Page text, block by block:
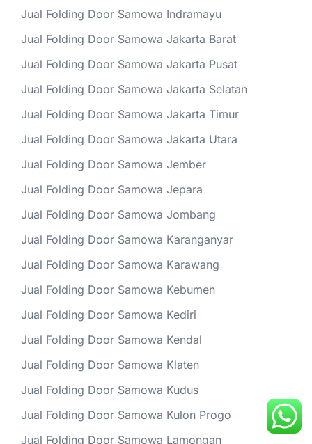
Jual Folding Door Samowa Indramayu
Jual Folding Door Samowa Jakarta Barat
Jual Folding Door Samowa Jakarta Pusat
Jual Folding Door Samowa Jakarta Selatan
Jual Folding Door Samowa Jakarta Timur
Jual Folding Door Samowa Jakarta Utara
Jual Folding Door Samowa Jember
Jual Folding Door Samowa Jepara
Jual Folding Door Samowa Jombang
Jual Folding Door Samowa Karanganyar
Jual Folding Door Samowa Karawang
Jual Folding Door Samowa Kebumen
Jual Folding Door Samowa Kediri
Jual Folding Door Samowa Kendal
Jual Folding Door Samowa Klaten
Jual Folding Door Samowa Kudus
Jual Folding Door Samowa Kulon Progo
Jual Folding Door Samowa Lamongan